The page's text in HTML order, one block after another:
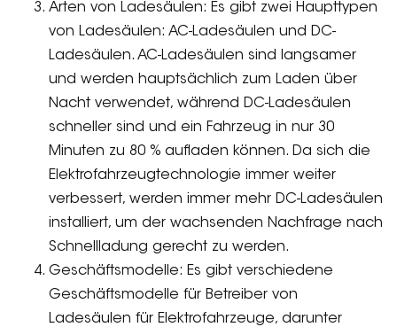
Arten von Ladesäulen: Es gibt zwei Haupttypen
von Ladesäulen: AC-Ladesäulen und DC-
Ladesäulen. AC-Ladesäulen sind langsamer
und werden hauptsächlich zum Laden über
Nacht verwendet, während DC-Ladesäulen
schneller sind und ein Fahrzeug in nur 30
Minuten zu 80 % aufladen können. Da sich die
Elektrofahrzeugtechnologie immer weiter
verbessert, werden immer mehr DC-Ladesäulen
installiert, um der wachsenden Nachfrage nach
Schnellladung gerecht zu werden.
Geschäftsmodelle: Es gibt verschiedene
Geschäftsmodelle für Betreiber von
Ladesäulen für Elektrofahrzeuge, darunter